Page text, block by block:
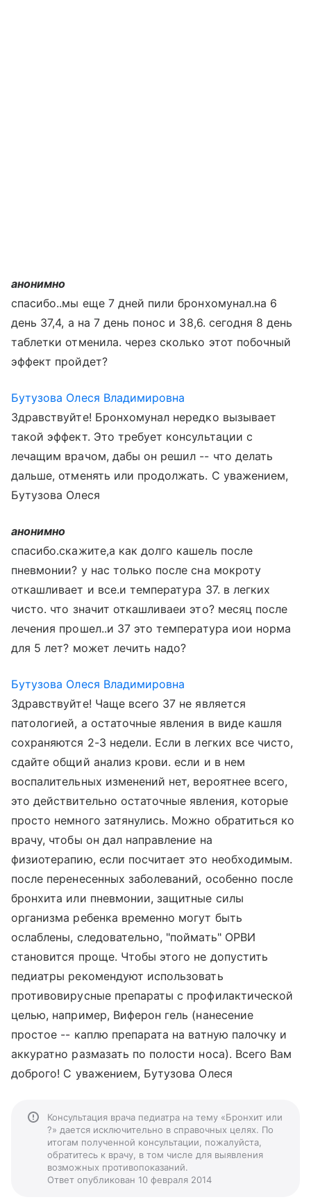
анонимно
спасибо..мы еще 7 дней пили бронхомунал.на 6
день 37,4, а на 7 день понос и 38,6. сегодня 8 день
таблетки отменила. через сколько этот побочный
эффект пройдет?
Бутузова Олеся Владимировна
Здравствуйте! Бронхомунал нередко вызывает
такой эффект. Это требует консультации с
лечащим врачом, дабы он решил -- что делать
дальше, отменять или продолжать. С уважением,
Бутузова Олеся
анонимно
спасибо.скажите,а как долго кашель после
пневмонии? у нас только после сна мокроту
откашливает и все.и температура 37. в легких
чисто. что значит откашливаеи это? месяц после
лечения прошел..и 37 это температура иои норма
для 5 лет? может лечить надо?
Бутузова Олеся Владимировна
Здравствуйте! Чаще всего 37 не является
патологией, а остаточные явления в виде кашля
сохраняются 2-3 недели. Если в легких все чисто,
сдайте общий анализ крови. если и в нем
воспалительных изменений нет, вероятнее всего,
это действительно остаточные явления, которые
просто немного затянулись. Можно обратиться ко
врачу, чтобы он дал направление на
физиотерапию, если посчитает это необходимым.
после перенесенных заболеваний, особенно после
бронхита или пневмонии, защитные силы
организма ребенка временно могут быть
ослаблены, следовательно, "поймать" ОРВИ
становится проще. Чтобы этого не допустить
педиатры рекомендуют использовать
противовирусные препараты с профилактической
целью, например, Виферон гель (нанесение
простое -- каплю препарата на ватную палочку и
аккуратно размазать по полости носа). Всего Вам
доброго! С уважением, Бутузова Олеся
Консультация врача педиатра на тему «Бронхит или
?» дается исключительно в справочных целях. По
итогам полученной консультации, пожалуйста,
обратитесь к врачу, в том числе для выявления
возможных противопоказаний.
Ответ опубликован 10 февраля 2014